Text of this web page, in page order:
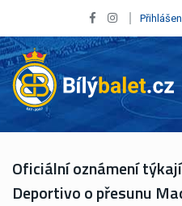
Oficiální oznámení
Deportivo o přesunu